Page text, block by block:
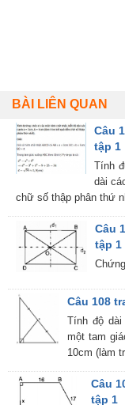
BÀI LIÊN QUAN
Câu
tập 1
Tính
dài
chữ số thập phân thứ
Câu
tập 1
Câu 108
Tính độ
một tam
10cm (làm
Câu
tập 1